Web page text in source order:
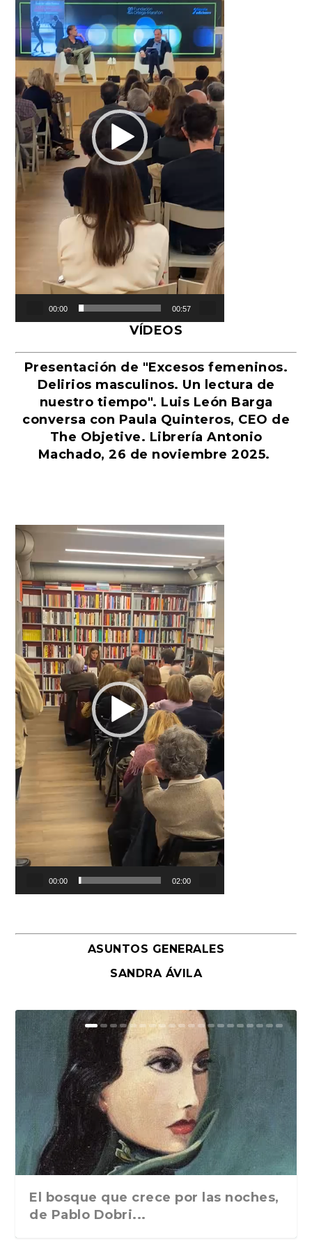
00:00 00:57
VÍDEOS
Presentación de "Excesos femeninos.
Delirios masculinos. Un lectura de
nuestro tiempo". Luis León Barga
conversa con Paula Quinteros, CEO de
The Objetive. Librería Antonio
Machado, 26 de noviembre 2025.
Reproductor
de
vídeo
00:00 02:00
ASUNTOS GENERALES
SANDRA ÁVILA
El bosque que crece por las noches,
de Pablo Dobri...